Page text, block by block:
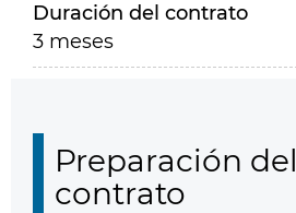
Duración del contrato
3 meses
Preparación del
contrato